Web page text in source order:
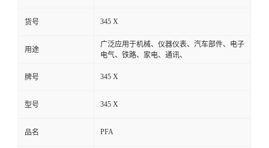
货号 345 X
用途
广泛应用于机械、仪器仪表、汽车部件、电子
电气、铁路、家电、通讯、
牌号 345 X
型号 345 X
品名 PFA